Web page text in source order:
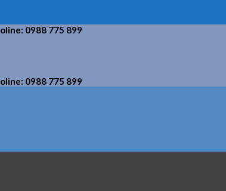
0988 775 899
0988 775 899